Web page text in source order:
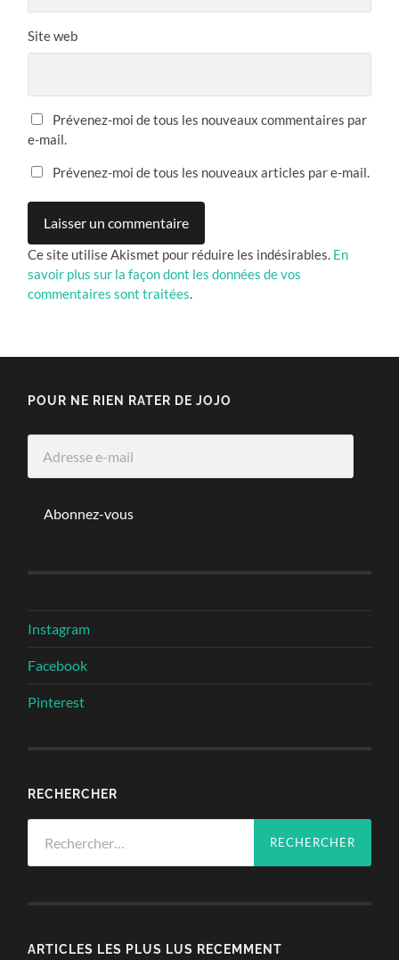
Site web
Prévenez-moi de tous les nouveaux commentaires par
e-mail.
Prévenez-moi de tous les nouveaux articles par e-mail.
Ce site utilise Akismet pour réduire les indésirables. En
savoir plus sur la façon dont les données de vos
commentaires sont traitées.
POUR NE RIEN RATER DE JOJO
Abonnez-vous
Instagram
Facebook
Pinterest
RECHERCHER
ARTICLES LES PLUS LUS RECEMMENT